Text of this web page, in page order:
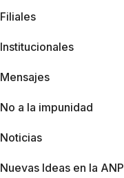
Filiales
Institucionales
Mensajes
No a la impunidad
Noticias
Nuevas Ideas en la ANP